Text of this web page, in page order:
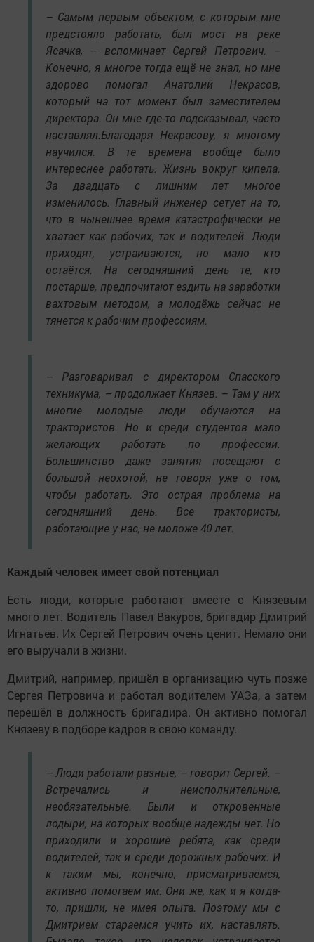
– Самым первым объектом, с которым мне
предстояло работать, был мост на реке
Ясачка, – вспоминает Сергей Петрович. –
Конечно, я многое тогда ещё не знал, но мне
здорово помогал Анатолий Некрасов,
который на тот момент был заместителем
директора. Он мне где-то подсказывал, часто
наставлял.Благодаря Некрасову, я многому
научился. В те времена вообще было
интереснее работать. Жизнь вокруг кипела.
За двадцать с лишним лет многое
изменилось. Главный инженер сетует на то,
что в нынешнее время катастрофически не
хватает как рабочих, так и водителей. Люди
приходят, устраиваются, но мало кто
остаётся. На сегодняшний день те, кто
постарше, предпочитают ездить на заработки
вахтовым методом, а молодёжь сейчас не
тянется к рабочим профессиям.
– Разговаривал с директором Спасского
техникума, – продолжает Князев. – Там у них
многие молодые люди обучаются на
трактористов. Но и среди студентов мало
желающих работать по профессии.
Большинство даже занятия посещают с
большой неохотой, не говоря уже о том,
чтобы работать. Это острая проблема на
сегодняшний день. Все трактористы,
работающие у нас, не моложе 40 лет.
Каждый человек имеет свой потенциал
Есть люди, которые работают вместе с Князевым
много лет. Водитель Павел Вакуров, бригадир Дмитрий
Игнатьев. Их Сергей Петрович очень ценит. Немало они
его выручали в жизни.
Дмитрий, например, пришёл в организацию чуть позже
Сергея Петровича и работал водителем УАЗа, а затем
перешёл в должность бригадира. Он активно помогал
Князеву в подборе кадров в свою команду.
– Люди работали разные, – говорит Сергей. –
Встречались и неисполнительные,
необязательные. Были и откровенные
лодыри, на которых вообще надежды нет. Но
приходили и хорошие ребята, как среди
водителей, так и среди дорожных рабочих. И
к таким мы, конечно, присматриваемся,
активно помогаем им. Они же, как и я когда-
то, пришли, не имея опыта. Поэтому мы с
Дмитрием стараемся учить их, наставлять.